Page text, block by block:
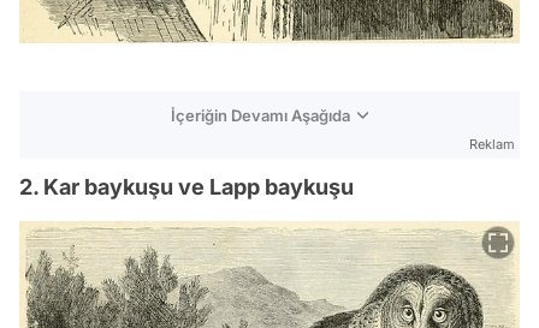
İçeriğin Devamı Aşağıda
Reklam
2. Kar baykuşu ve Lapp baykuşu